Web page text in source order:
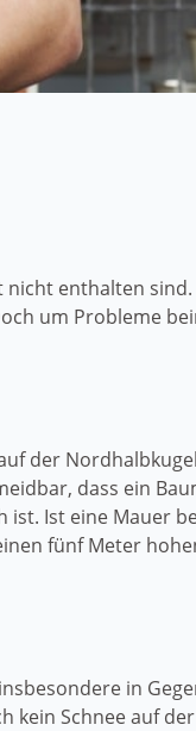
nicht enthalten
um Probleme
der
dass ein
Ist eine Mauer
fünf Meter
in
Schnee auf